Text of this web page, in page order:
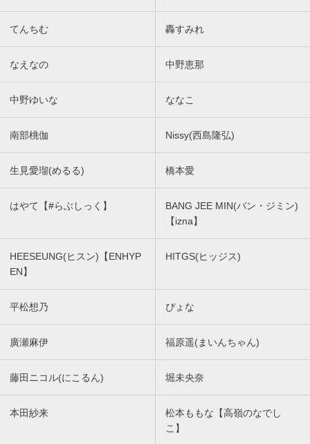
てんちむ 轟すみれ
なえなの 中野恵那
中野ゆいな ななこ
南部桃伽 Nissy(西島隆弘)
生見愛瑠(めるる) 橋本愛
はやて【#らぶしっく】
BANG JEE MIN(バン・ジミン)
【izna】
HEESEUNG(ヒスン)【ENHYP
EN】
HITGS(ヒッジス)
平松想乃 ぴょな
廣瀬麻伊 福原遥(まいんちゃん)
藤田ニコル(にこるん) 堀未央奈
本田紗来
松本ももな【高嶺のなでし
こ】